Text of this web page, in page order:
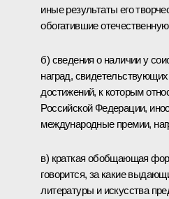
иные результаты его
обогатившие
б) сведения о наличии у
наград, свидетельствующих
достижений, к которым
Российской Федерации,
международные премии,
в) краткая обобщающая
говорится, за какие
литературы и искусства